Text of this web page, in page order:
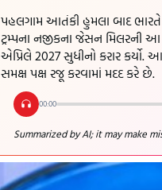
પહલગામ આતંકી હુમલા બાદ ભારતે
ટ્રમ્પના નજીકના જેસન મિલરની
એપ્રિલે 2027 સુધીનો કરાર
સમક્ષ પક્ષ રજૂ કરવામાં મદદ કરે છે.
00:00
Summarized by AI; it may make